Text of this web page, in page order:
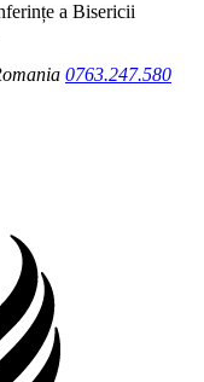
a Bisericii
0763.247.580